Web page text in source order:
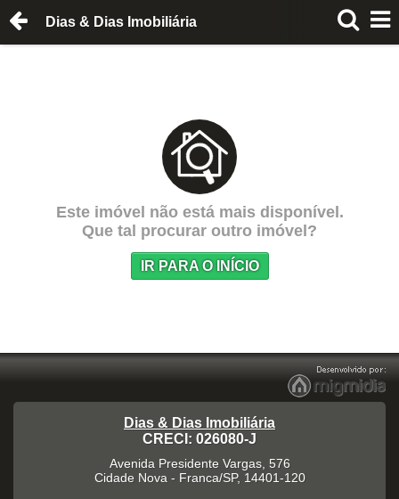
Dias & Dias Imobiliária
Este imóvel não está mais disponível.
Que tal procurar outro imóvel?
IR PARA O INÍCIO
Dias & Dias Imobiliária
CRECI: 026080-J
Avenida Presidente Vargas, 576
Cidade Nova - Franca/SP, 14401-120